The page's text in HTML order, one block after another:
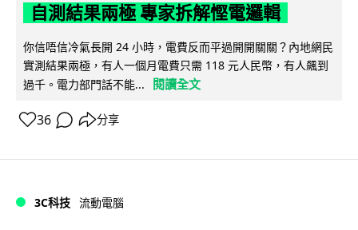
自測結果兩極 專家拆解慳電邏輯
你信唔信冷氣長開 24 小時，電費反而平過開開關關？內地網民
實測結果兩極，有人一個月電費只需 118 元人民幣，有人飆到
過千。電力部門話不能...
閱讀全文
36 分享
3C科技 流動電腦